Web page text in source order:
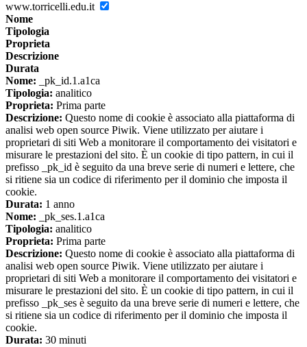
www.torricelli.edu.it
Nome
Tipologia
Proprieta
Descrizione
Durata
Nome: _pk_id.1.a1ca
Tipologia: analitico
Proprieta: Prima parte
Descrizione: Questo nome di cookie è associato alla piattaforma di
analisi web open source Piwik. Viene utilizzato per aiutare i
proprietari di siti Web a monitorare il comportamento dei visitatori e
misurare le prestazioni del sito. È un cookie di tipo pattern, in cui il
prefisso _pk_id è seguito da una breve serie di numeri e lettere, che
si ritiene sia un codice di riferimento per il dominio che imposta il
cookie.
Durata: 1 anno
Nome: _pk_ses.1.a1ca
Tipologia: analitico
Proprieta: Prima parte
Descrizione: Questo nome di cookie è associato alla piattaforma di
analisi web open source Piwik. Viene utilizzato per aiutare i
proprietari di siti Web a monitorare il comportamento dei visitatori e
misurare le prestazioni del sito. È un cookie di tipo pattern, in cui il
prefisso _pk_ses è seguito da una breve serie di numeri e lettere, che
si ritiene sia un codice di riferimento per il dominio che imposta il
cookie.
Durata: 30 minuti